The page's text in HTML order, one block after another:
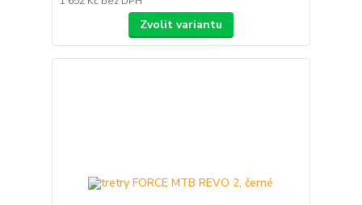
Zvolit variantu